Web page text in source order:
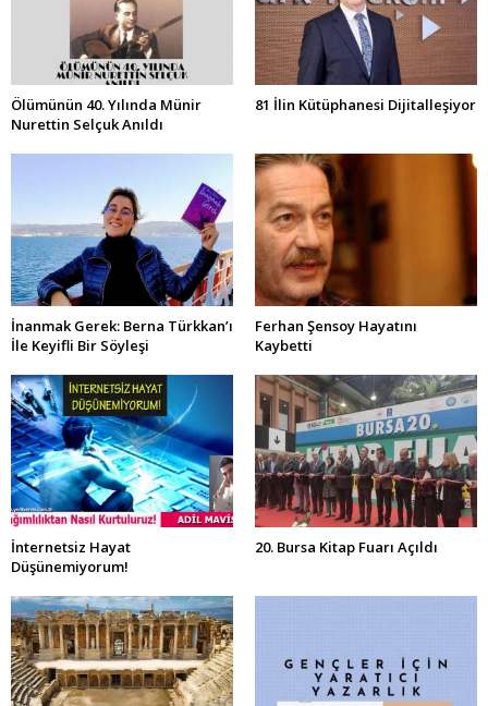
Ölümünün 40. Yılında Münir
Nurettin Selçuk Anıldı
81 İlin Kütüphanesi Dijitalleşiyor
İnanmak Gerek: Berna Türkkan’ı
İle Keyifli Bir Söyleşi
Ferhan Şensoy Hayatını
Kaybetti
İnternetsiz Hayat
Düşünemiyorum!
20. Bursa Kitap Fuarı Açıldı